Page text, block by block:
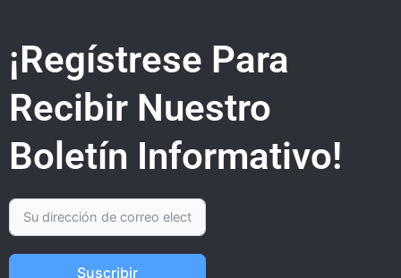
¡Regístrese Para
Recibir Nuestro
Boletín Informativo!
Suscribir